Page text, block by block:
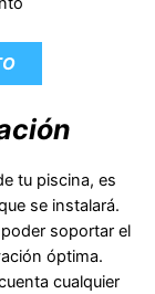
tu piscina, es
se instalará.
soportar el
óptima.
cualquier